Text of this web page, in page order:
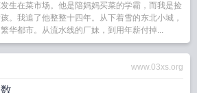
生在菜市场。他是陪妈妈买菜的学霸，而我是捡
。我追了他整整十四年。从下着雪的东北小城，
华都市。从流水线的厂妹，到用年薪付掉...
www.03xs.org